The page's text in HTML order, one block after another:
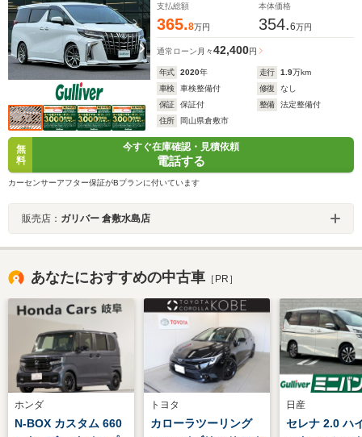
支払総額
365.8万円
本体価格
354.6万円
通常ローン 月々42,400円
年式 2020年 走行 1.9万km
車検
車検整備付 修復
なし
保証
保証付 整備
法定整備付
住所
岡山県倉敷市
無
料
今すぐ在庫確認・見積依頼
電話する
カーセンサーアフター保証がBプランに付いています
販売店： ガリバー 倉敷水島店
あなたにおすすめの中古車 ［PR］
ホンダ
N-BOX カスタム 660
トヨタ
カローラツーリング
日産
セレナ 2.0 ハ